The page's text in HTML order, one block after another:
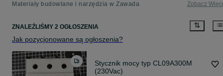
Materiały budowlane i narzędzia w Zawada Zobacz
ZNALEŹLIŚMY 2 OGŁOSZENIA
Jak pozycjonowane są ogłoszenia?
Stycznik mocy typ CL09A300M
(230Vac)